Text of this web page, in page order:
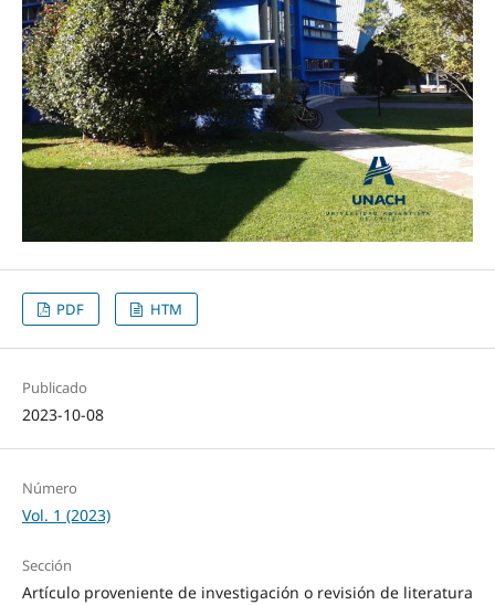
PDF HTM
Publicado
2023-10-08
Número
Vol. 1 (2023)
Sección
Artículo proveniente de investigación o revisión de literatura